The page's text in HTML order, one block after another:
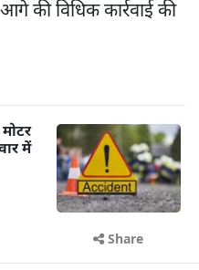
की विधिक कार्रवाई की
में
Share